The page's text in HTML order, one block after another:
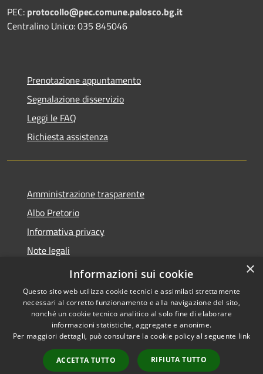
PEC: protocollo@pec.comune.palosco.bg.it
Centralino Unico: 035 845046
Prenotazione appuntamento
Segnalazione disservizio
Leggi le FAQ
Richiesta assistenza
Amministrazione trasparente
Albo Pretorio
Informativa privacy
Note legali
Dichiarazione di accessibilità
Accessibilità
Copyright © 2026 • Comune di
Palosco • Powered by
Municipium•
Accesso
×
Informazioni sui cookie
Questo sito web utilizza cookie tecnici e assimilati strettamente
necessari al corretto funzionamento e alla navigazione del sito,
nonché un cookie tecnico analitico al solo fine di elaborare
informazioni statistiche, aggregate e anonime.
Per maggiori dettagli, può consultare la cookie policy al seguente link
ACCETTA TUTTO RIFIUTA TUTTO